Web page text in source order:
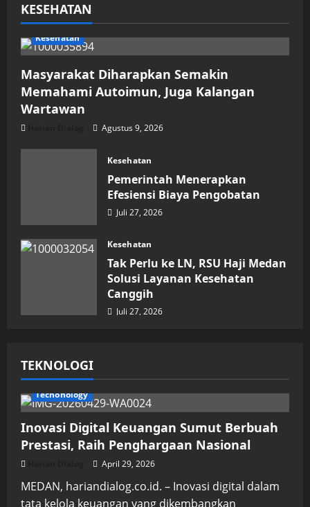
KESEHATAN
Kesehatan
Masyarakat Diharapkan Semakin
Memahami Autoimun, Juga Kalangan
Wartawan
Agustus 9, 2026
Kesehatan
Pemerintah Menerapkan
Efesiensi Biaya Pengobatan
Juli 27, 2026
Kesehatan
Tak Perlu ke LN, RSU Haji Medan
Solusi Layanan Kesehatan
Canggih
Juli 27, 2026
TEKNOLOGI
Techonology
Inovasi Digital Keuangan Sumut Berbuah
Prestasi, Raih Penghargaan Nasional
April 29, 2026
MEDAN, hariandialog.co.id. – Inovasi digital dalam
tata kelola keuangan yang dikembangkan